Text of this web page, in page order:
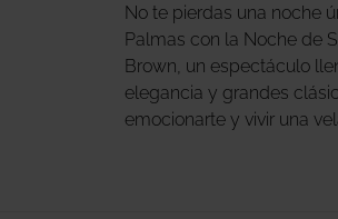
No te pierdas una noche
Palmas con la Noche de
Brown, un espectáculo
elegancia y grandes
emocionarte y vivir una